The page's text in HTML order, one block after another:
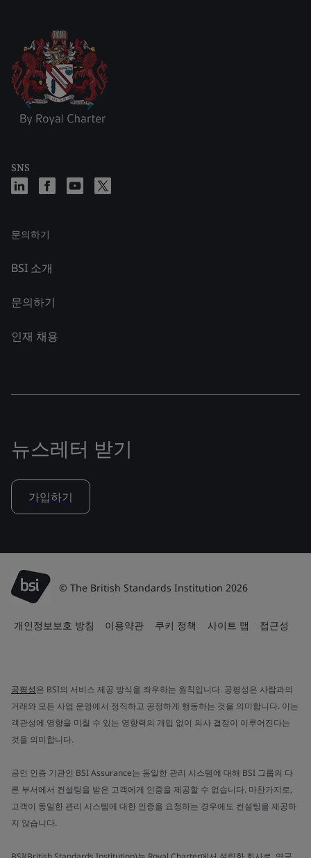
SNS
문의하기
BSI 소개
문의하기
인재 채용
뉴스레터 받기
가입하기
© The British Standards Institution 2026
개인정보보호 방침 이용약관 쿠키 정책 사이트 맵 접근성
공평성은 BSI의 서비스 제공 방식을 좌우하는 원칙입니다. 공평성은 사람과의
거래와 모든 사업 운영에서 정직하고 공정하게 행동하는 것을 의미합니다. 이는
객관성에 영향을 미칠 수 있는 영향력의 개입 없이 의사 결정이 이루어진다는
것을 의미합니다.
공인 인증 기관인 BSI Assurance는 동일한 관리 시스템에 대해 BSI 그룹의 다
른 부서에서 컨설팅을 받은 고객에게 인증을 제공할 수 없습니다. 마찬가지로,
고객이 동일한 관리 시스템에 대한 인증을 요청하는 경우에도 컨설팅을 제공하
지 않습니다.